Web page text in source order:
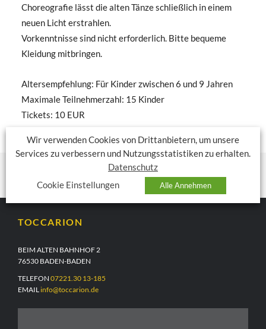
Choreografie lässt die alten Tänze schließlich in einem
neuen Licht erstrahlen.
Vorkenntnisse sind nicht erforderlich. Bitte bequeme
Kleidung mitbringen.
Altersempfehlung: Für Kinder zwischen 6 und 9 Jahren
Maximale Teilnehmerzahl: 15 Kinder
Tickets: 10 EUR
TOCCARION
BEIM ALTEN BAHNHOF 2
76530 BADEN-BADEN
TELEFON 07221.30 13-185
EMAIL info@toccarion.de
Wir verwenden Cookies von Drittanbietern, um unsere
Services zu verbessern und Nutzungsstatistiken zu erhalten.
Datenschutz
Cookie Einstellungen
Alle Annehmen